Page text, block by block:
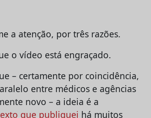
a atenção, por três razões.
o vídeo está engraçado.
– certamente por coincidência,
entre médicos e agências
novo – a ideia é a
que publiquei há muitos